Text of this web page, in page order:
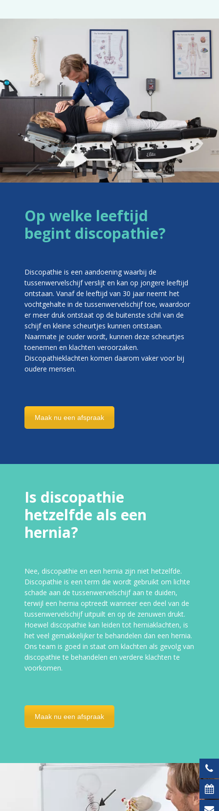
Op welke leeftijd
begint discopathie?
Discopathie is een aandoening waarbij de
tussenwervelschijf verslijt en kan op jongere leeftijd
ontstaan. Vanaf de leeftijd van 30 jaar neemt het
vochtgehalte in de tussenwervelschijf toe, waardoor
er meer druk ontstaat op de buitenste schil van de
schijf en kleine scheurtjes kunnen ontstaan.
Naarmate je ouder wordt, kunnen deze scheurtjes
toenemen en klachten veroorzaken.
Discopathieklachten komen daarom vaker voor bij
oudere mensen.
Maak nu een afspraak
Is discopathie
hetzelfde als een
hernia?
Nee, discopathie en een hernia zijn niet hetzelfde.
Discopathie is een term die wordt gebruikt om lichte
schade aan de tussenwervelschijf aan te duiden,
terwijl een hernia optreedt wanneer een deel van de
tussenwervelschijf uitpuilt en op de zenuwen drukt.
Hoewel discopathie kan leiden tot herniaklachten, is
het veel gemakkelijker te behandelen dan een hernia.
Ons team is goed in staat om klachten als gevolg van
discopathie te behandelen en verdere klachten te
voorkomen.
Maak nu een afspraak